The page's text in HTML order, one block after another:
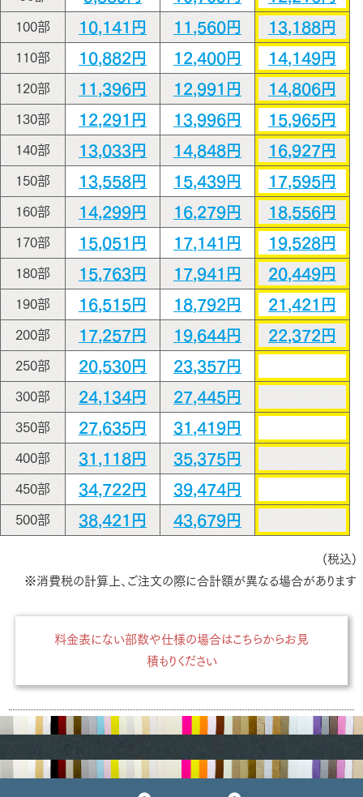
100部 10,141円 11,560円 13,188円
110部 10,882円 12,400円 14,149円
120部 11,396円 12,991円 14,806円
130部 12,291円 13,996円 15,965円
140部 13,033円 14,848円 16,927円
150部 13,558円 15,439円 17,595円
160部 14,299円 16,279円 18,556円
170部 15,051円 17,141円 19,528円
180部 15,763円 17,941円 20,449円
190部 16,515円 18,792円 21,421円
200部 17,257円 19,644円 22,372円
250部 20,530円 23,357円
300部 24,134円 27,445円
350部 27,635円 31,419円
400部 31,118円 35,375円
450部 34,722円 39,474円
500部 38,421円 43,679円
(税込)
※消費税の計算上、ご注文の際に合計額が異なる場合があります
料金表にない部数や仕様の場合はこちらからお見
積もりください